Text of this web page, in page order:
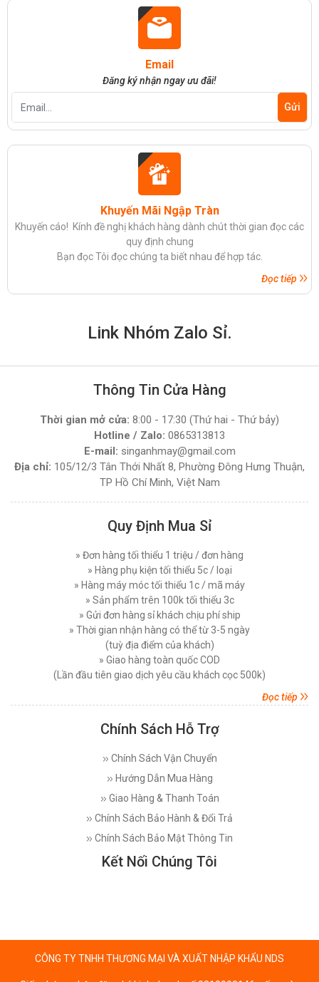
Email
Đăng ký nhận ngay ưu đãi!
Khuyến Mãi Ngập Tràn
Khuyến cáo! Kính đề nghị khách hàng dành chút thời gian đọc các
quy định chung
Bạn đọc Tôi đọc chúng ta biết nhau để hợp tác.
Đọc tiếp
Link Nhóm Zalo Sỉ.
Thông Tin Cửa Hàng
Thời gian mở cửa: 8:00 - 17:30 (Thứ hai - Thứ bảy)
Hotline / Zalo: 0865313813
E-mail: singanhmay@gmail.com
Địa chỉ: 105/12/3 Tân Thới Nhất 8, Phường Đông Hưng Thuận,
TP Hồ Chí Minh, Việt Nam
Chính Sách Hỗ Trợ
Chính Sách Vận Chuyển
Hướng Dẫn Mua Hàng
Giao Hàng & Thanh Toán
Chính Sách Bảo Hành & Đổi Trả
Chính Sách Bảo Mật Thông Tin
Quy Định Mua Sỉ
» Đơn hàng tối thiểu 1 triệu / đơn hàng
» Hàng phụ kiện tối thiểu 5c / loại
» Hàng máy móc tối thiểu 1c / mã máy
» Sản phẩm trên 100k tối thiểu 3c
» Gửi đơn hàng sỉ khách chịu phí ship
» Thời gian nhận hàng có thể từ 3-5 ngày
(tuỳ địa điểm của khách)
» Giao hàng toàn quốc COD
(Lần đầu tiên giao dịch yêu cầu khách cọc 500k)
Đọc tiếp
Kết Nối Chúng Tôi
CÔNG TY TNHH THƯƠNG MẠI VÀ XUẤT NHẬP KHẨU NDS